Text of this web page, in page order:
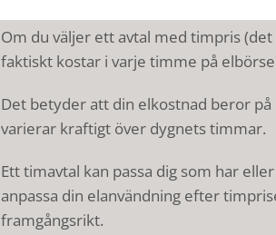
Om du väljer ett avtal med timpris
faktiskt kostar i varje timme på
Det betyder att din elkostnad beror
varierar kraftigt över dygnets timmar.
Ett timavtal kan passa dig som har
anpassa din elanvändning efter
framgångsrikt.